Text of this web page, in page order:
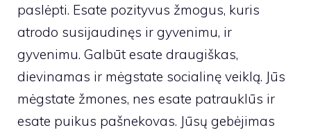
paslėpti. Esate pozityvus žmogus, kuris
atrodo susijaudinęs ir gyvenimu, ir
gyvenimu. Galbūt esate draugiškas,
dievinamas ir mėgstate socialinę veiklą. Jūs
mėgstate žmones, nes esate patrauklūs ir
esate puikus pašnekovas. Jūsų gebėjimas